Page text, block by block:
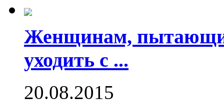
Женщинам,
уходить с ...
20.08.2015